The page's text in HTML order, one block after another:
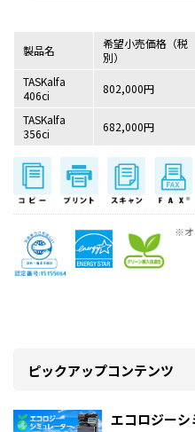
製品名
希望小売価格（税
別）
TASKalfa
406ci
802,000円
TASKalfa
356ci
682,000円
※オ
ピックアップコンテンツ
エコロジーシ